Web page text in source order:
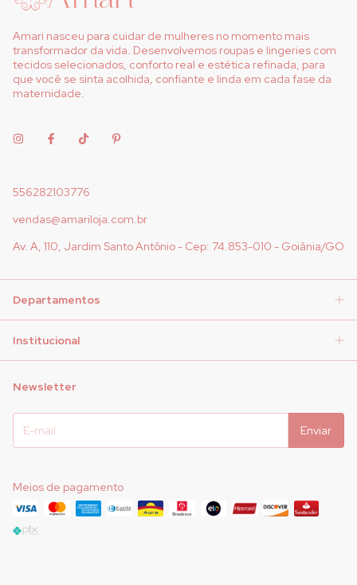
Amari nasceu para cuidar de mulheres no momento mais
transformador da vida. Desenvolvemos roupas e lingeries com
tecidos selecionados, conforto real e estética refinada, para
que você se sinta acolhida, confiante e linda em cada fase da
maternidade.
556282103776
vendas@amariloja.com.br
Av. A, 110, Jardim Santo Antônio - Cep: 74.853-010 - Goiânia/GO
Departamentos
Institucional
Newsletter
Meios de pagamento